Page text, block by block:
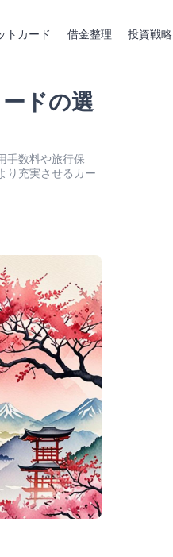
トカード 借金整理 投資戦略
ドの選
手数料や旅行保
り充実させるカー